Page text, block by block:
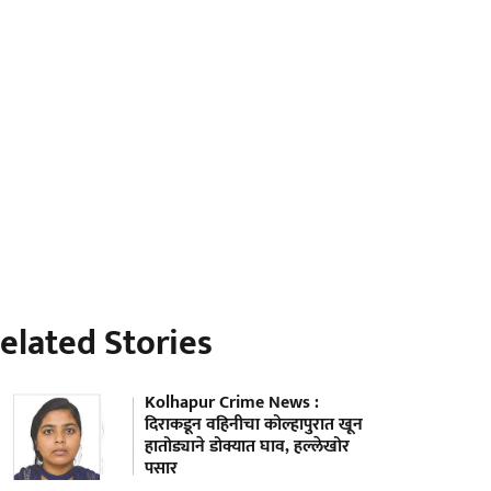
Stories
Kolhapur Crime News :
दिराकडून वहिनीचा कोल्हापुरात खून
हातोड्याने डोक्यात घाव, हल्लेखोर
पसार